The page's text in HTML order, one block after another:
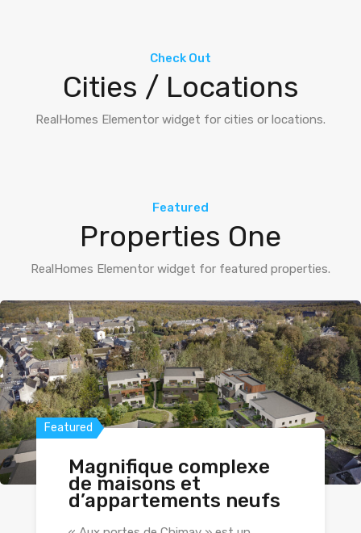
Check Out
Cities / Locations
RealHomes Elementor widget for cities or locations.
Featured
Properties One
RealHomes Elementor widget for featured properties.
Featured
Magnifique complexe
de maisons et
d’appartements neufs